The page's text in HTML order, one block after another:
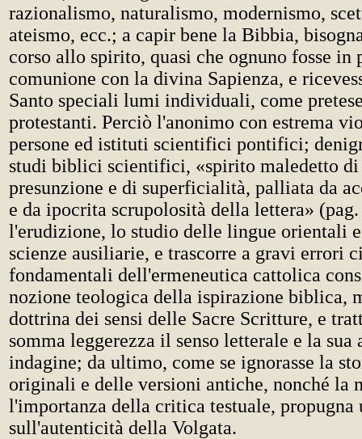
razionalismo, naturalismo, modernismo,
ateismo, ecc.; a capir bene la Bibbia,
corso allo spirito, quasi che ognuno fosse in
comunione con la divina Sapienza, e
Santo speciali lumi individuali, come
protestanti. Perciò l'anonimo con estrema
persone ed istituti scientifici pontifici;
studi biblici scientifici, «spirito maledetto
presunzione e di superficialità, palliata da
e da ipocrita scrupolosità della lettera»
l'erudizione, lo studio delle lingue orientali
scienze ausiliarie, e trascorre a gravi errori
fondamentali dell'ermeneutica cattolica
nozione teologica della ispirazione biblica,
dottrina dei sensi delle Sacre Scritture, e
somma leggerezza il senso letterale e la sua
indagine; da ultimo, come se ignorasse la
originali e delle versioni antiche, nonché la
l'importanza della critica testuale, propugna
sull'autenticità della Volgata.